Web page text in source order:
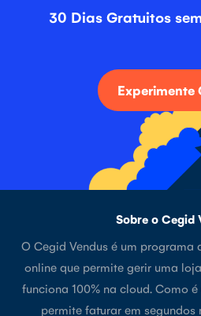
30 Dias Gratuitos
Experimente
Sobre o Cegid
O Cegid Vendus é um
online que permite gerir uma
funciona 100% na cloud. Como é
permite faturar em segundos